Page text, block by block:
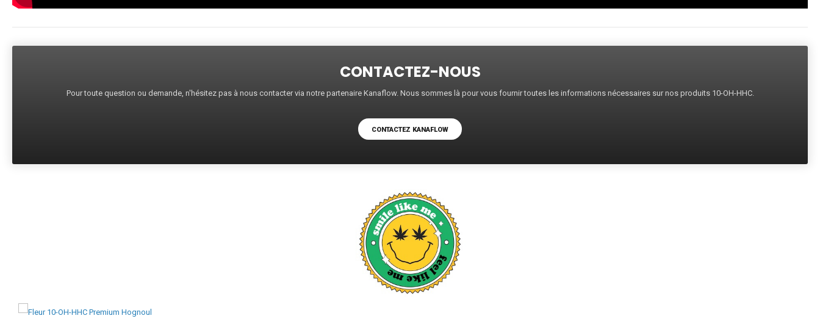
CONTACTEZ-NOUS
Pour toute question ou demande, n'hésitez pas à nous contacter via notre partenaire Kanaflow. Nous sommes là pour vous fournir toutes les informations nécessaires sur nos produits 10-OH-HHC.
CONTACTEZ KANAFLOW